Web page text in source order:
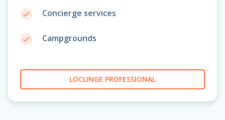
done Concierge services
done Campgrounds
LOCLINGE PROFESSIONAL